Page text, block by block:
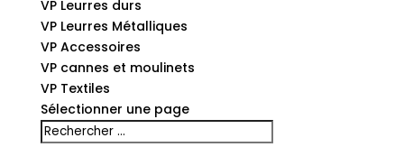
VP Leurres durs
VP Leurres Métalliques
VP Accessoires
VP cannes et moulinets
VP Textiles
Sélectionner une page